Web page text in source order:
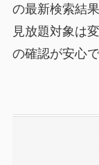
の最新検索結
見放題対象は
の確認が安心で